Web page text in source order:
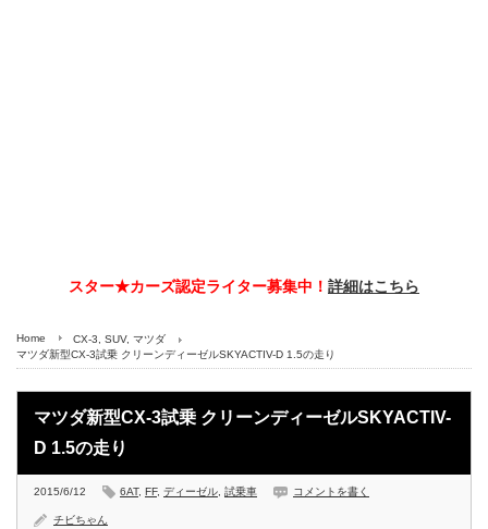
スター★カーズ認定ライター募集中！ 詳細はこちら
Home CX-3 SUV, マツダ
マツダ新型CX-3試乗 クリーンディーゼルSKYACTIV-D 1.5の走り
マツダ新型CX-3試乗 クリーンディーゼルSKYACTIV-
D 1.5の走り
2015/6/12 6AT, FF, ディーゼル 試乗車 コメントを書く
チビちゃん